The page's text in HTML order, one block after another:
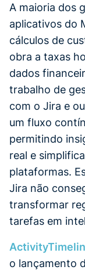
A maioria dos
aplicativos do
cálculos de
obra a taxas
dados
trabalho de
com o Jira e
um fluxo
permitindo
real e
plataformas.
Jira não
transformar
tarefas em
o lançamento